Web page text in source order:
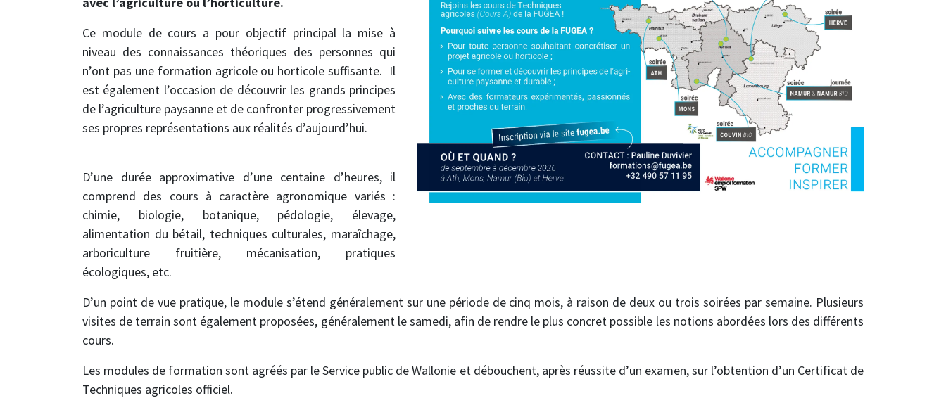
Ce module de cours a pour objectif principal la mise à
niveau des connaissances théoriques des personnes qui
n’ont pas une formation agricole ou horticole suffisante. Il
est également l’occasion de découvrir les grands principes
de l’agriculture paysanne et de confronter progressivement
ses propres représentations aux réalités d’aujourd’hui.
D’une durée approximative d’une centaine d’heures, il
comprend des cours à caractère agronomique variés :
chimie, biologie, botanique, pédologie, élevage,
alimentation du bétail, techniques culturales, maraîchage,
arboriculture fruitière, mécanisation, pratiques
écologiques, etc. ​
D’un point de vue pratique, le module s’étend généralement sur une période de cinq mois, à raison de deux ou trois soirées par semaine. Plusieurs
visites de terrain sont également proposées, généralement le samedi, afin de rendre le plus concret possible les notions abordées lors des différents
cours.
Les modules de formation sont agréés par le Service public de Wallonie et débouchent, après réussite d’un examen, sur l’obtention d’un Certificat de
Techniques agricoles officiel.